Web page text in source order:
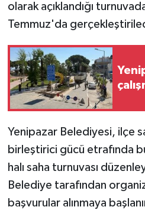
olarak açıklandığı
Temmuz'da
Yenipazar Belediyesi, ilçe
birleştirici gücü etrafında
halı saha turnuvası
Belediye tarafından
başvurular alınmaya